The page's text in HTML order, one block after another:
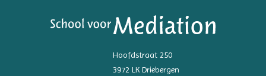
Hoofdstraat 250
3972 LK Driebergen